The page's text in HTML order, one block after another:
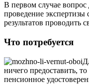
В первом случае
проведение
результатов проводить
Что потребуется
ничего предоставить,
пенсионное